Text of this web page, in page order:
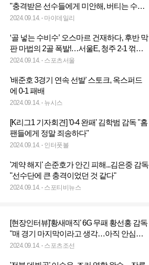
"충격받은 선수들에게 미안해, 버티는 수밖
에 없다" [MD현장인터뷰]
2024.09.14. 마이데일리
‘골 넣는 수비수’ 오스마르 건재하다, 후반 막
판 마법의 2골 폭발!…서울E, 청주 2-1 꺾고 2
위 도약 [K리그2]
2024.09.14. 스포츠서울
'배준호 3경기 연속 선발' 스토크, 옥스퍼드
에 0-1 패배
2024.09.14. 뉴시스
[K리그1 기자회견] '0-4 완패' 김학범 감독 "홈
팬들에게 정말 죄송하다"
2024.09.14. 인터풋볼
'계약 해지' 손준호가 안긴 피해...김은중 감독
"선수단에 큰 충격이었던 것 같다"
2024.09.14. 스포티비뉴스
[현장인터뷰]'황새매직' 6G 무패 황선홍 감독
"매 경기 마지막이라고 생각…아직 안심할
단계 아니다"
2024.09.14. 스포츠조선